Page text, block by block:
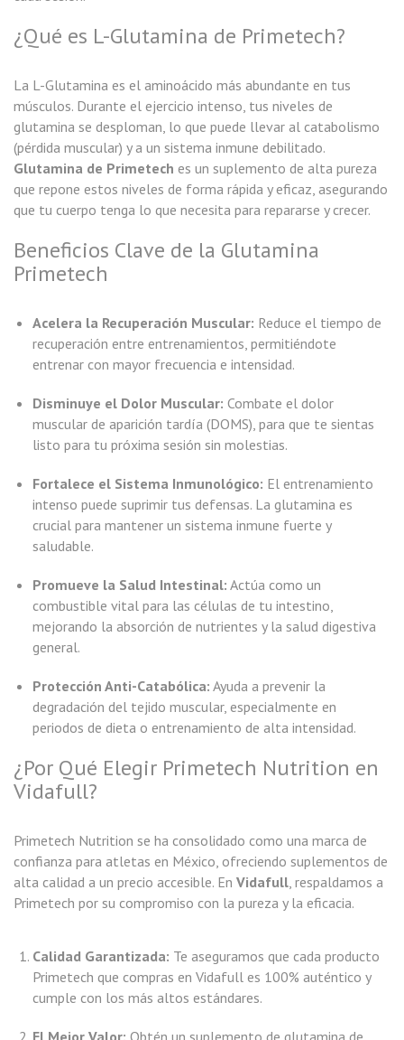
¿Qué es L-Glutamina de Primetech?
La L-Glutamina es el aminoácido más abundante en tus
músculos. Durante el ejercicio intenso, tus niveles de
glutamina se desploman, lo que puede llevar al catabolismo
(pérdida muscular) y a un sistema inmune debilitado.
Glutamina de Primetech es un suplemento de alta pureza
que repone estos niveles de forma rápida y eficaz, asegurando
que tu cuerpo tenga lo que necesita para repararse y crecer.
Beneficios Clave de la Glutamina
Primetech
Acelera la Recuperación Muscular: Reduce el tiempo de
recuperación entre entrenamientos, permitiéndote
entrenar con mayor frecuencia e intensidad.
Disminuye el Dolor Muscular: Combate el dolor
muscular de aparición tardía (DOMS), para que te sientas
listo para tu próxima sesión sin molestias.
Fortalece el Sistema Inmunológico: El entrenamiento
intenso puede suprimir tus defensas. La glutamina es
crucial para mantener un sistema inmune fuerte y
saludable.
Promueve la Salud Intestinal: Actúa como un
combustible vital para las células de tu intestino,
mejorando la absorción de nutrientes y la salud digestiva
general.
Protección Anti-Catabólica: Ayuda a prevenir la
degradación del tejido muscular, especialmente en
periodos de dieta o entrenamiento de alta intensidad.
¿Por Qué Elegir Primetech Nutrition en
Vidafull?
Primetech Nutrition se ha consolidado como una marca de
confianza para atletas en México, ofreciendo suplementos de
alta calidad a un precio accesible. En Vidafull , respaldamos a
Primetech por su compromiso con la pureza y la eficacia.
Calidad Garantizada: Te aseguramos que cada producto
Primetech que compras en Vidafull es 100% auténtico y
cumple con los más altos estándares.
El Mejor Valor: Obtén un suplemento de glutamina de